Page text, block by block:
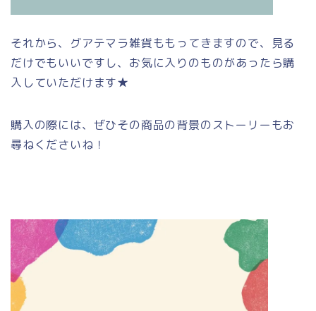
それから、グアテマラ雑貨ももってきますので、見る
だけでもいいですし、お気に入りのものがあったら購
入していただけます★
購入の際には、ぜひその商品の背景のストーリーもお
尋ねくださいね！